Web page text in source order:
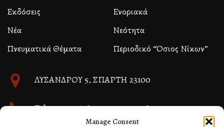
Manage Consent
Εκδόσεις
Ενοριακά
Νέα
Νεότητα
Πνευματικά Θέματα
Περιοδικό “Όσιος Νίκων”
ΛΥΣΑΝΔΡΟΥ 5, ΣΠΑΡΤΗ 23100
Τηλ. 27310 26580 και 27310 26581